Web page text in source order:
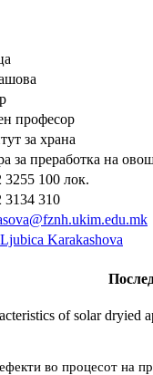
професор
за храна
за преработка на
3255 100 лок.
3134 310
Ljubica Karakashova
of solar
во процесот на